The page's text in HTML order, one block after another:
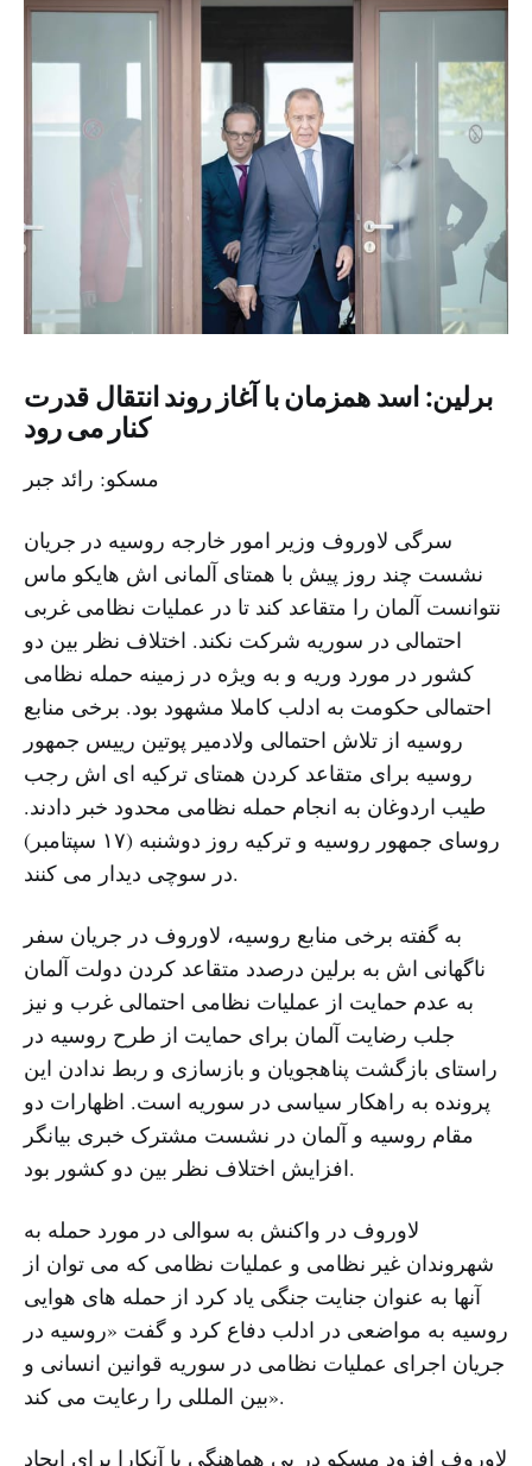
برلین: اسد همزمان با آغاز روند انتقال قدرت
کنار می رود
مسکو: رائد جبر
سرگی لاوروف وزیر امور خارجه روسیه در جریان
نشست چند روز پیش با همتای آلمانی اش هایکو ماس
نتوانست آلمان را متقاعد کند تا در عملیات نظامی غربی
احتمالی در سوریه شرکت نکند. اختلاف نظر بین دو
کشور در مورد وریه و به ویژه در زمینه حمله نظامی
احتمالی حکومت به ادلب کاملا مشهود بود. برخی منابع
روسیه از تلاش احتمالی ولادمیر پوتین رییس جمهور
روسیه برای متقاعد کردن همتای ترکیه ای اش رجب
طیب اردوغان به انجام حمله نظامی محدود خبر دادند.
روسای جمهور روسیه و ترکیه روز دوشنبه (۱۷ سپتامبر)
در سوچی دیدار می کنند.
به گفته برخی منابع روسیه، لاوروف در جریان سفر
ناگهانی اش به برلین درصدد متقاعد کردن دولت آلمان
به عدم حمایت از عملیات نظامی احتمالی غرب و نیز
جلب رضایت آلمان برای حمایت از طرح روسیه در
راستای بازگشت پناهجویان و بازسازی و ربط ندادن این
پرونده به راهکار سیاسی در سوریه است. اظهارات دو
مقام روسیه و آلمان در نشست مشترک خبری بیانگر
افزایش اختلاف نظر بین دو کشور بود.
لاوروف در واکنش به سوالی در مورد حمله به
شهروندان غیر نظامی و عملیات نظامی که می توان از
آنها به عنوان جنایت جنگی یاد کرد از حمله های هوایی
روسیه به مواضعی در ادلب دفاع کرد و گفت «روسیه در
جریان اجرای عملیات نظامی در سوریه قوانین انسانی و
بین المللی را رعایت می کند».
لاوروف افزود مسکو در پی هماهنگی با آنکارا برای ایجاد